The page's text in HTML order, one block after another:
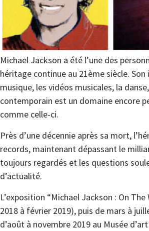
Michael Jackson a été l’une des
héritage continue au 21ème siècle.
musique, les vidéos musicales, la
contemporain est un domaine encore
comme celle-ci.
Près d’une décennie après sa mort,
records, maintenant dépassant le
toujours regardés et les questions
d’actualité.
L’exposition “Michael Jackson : On
2018 à février 2019), puis de mars à
d’août à novembre 2019 au Musée